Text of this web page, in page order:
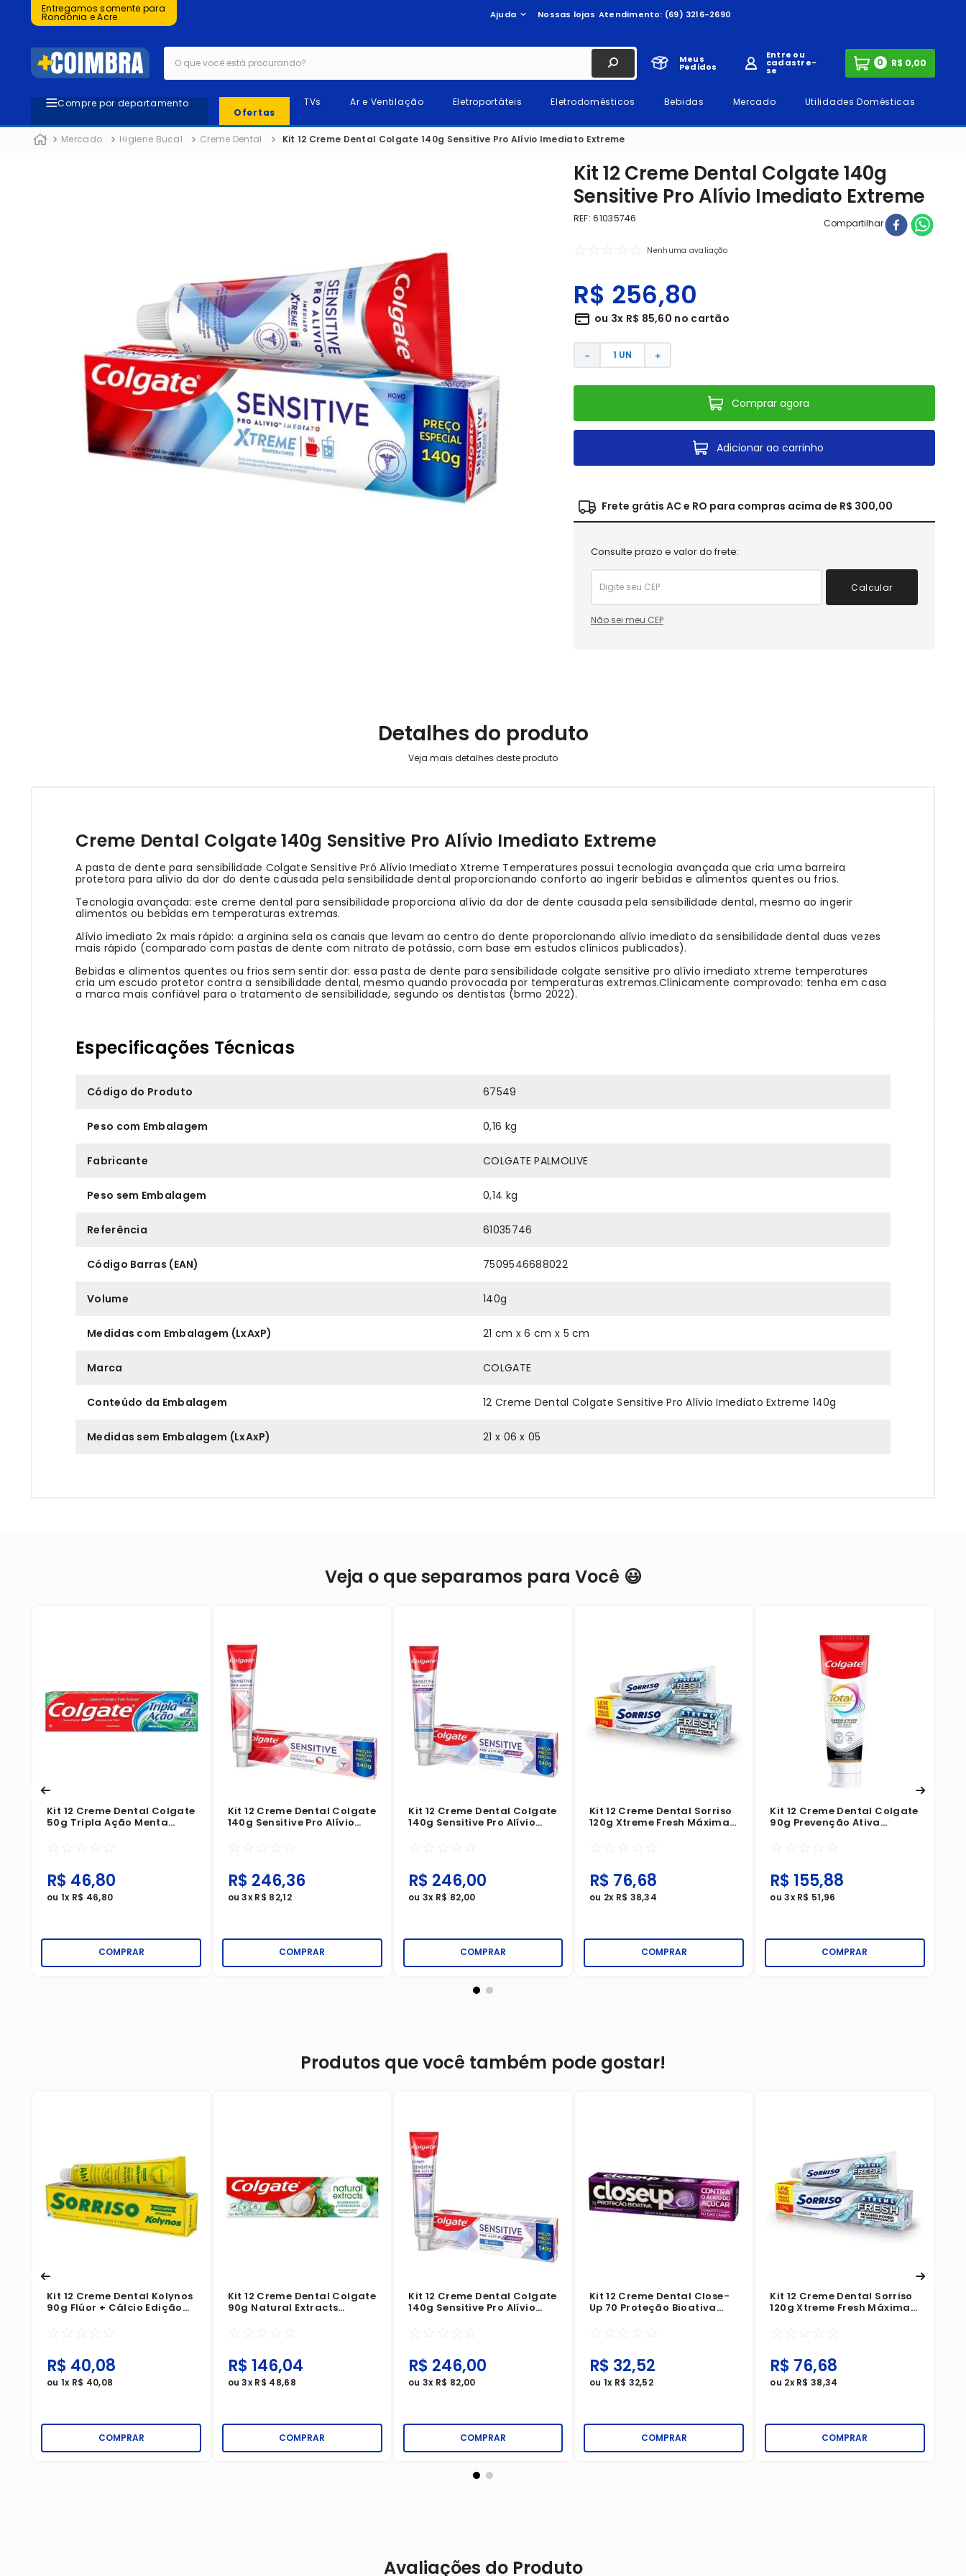
Entregamos somente para
Rondônia e Acre. Ajuda Nossas lojas Atendimento: (69) 3216-2690
O que você está procurando?
Meus
Pedidos
Entre ou
cadastre-
se
0
Compre por departamento
Ofertas
TVs Ar e Ventilação Eletroportáteis Eletrodomésticos Bebidas Mercado Utilidades Domésticas
Mercado Higiene Bucal Creme Dental Kit 12 Creme Dental Colgate 140g Sensitive Pro Alívio Imediato Extreme
Kit 12 Creme Dental Colgate 140g
Sensitive Pro Alívio Imediato Extreme
REF:61035746 Compartilhar
☆ ☆ ☆ ☆ ☆ Nenhuma avaliação
R$ 256,80
ou 3x R$ 85,60 no cartão
＋
－
Comprar agora
Adicionar ao carrinho
Frete grátis AC e RO para compras acima de R$ 300,00
Consulte prazo e valor do frete:
Calcular
Não sei meu CEP
Detalhes do produto
Creme Dental Colgate 140g Sensitive Pro Alívio Imediato Extreme
A pasta de dente para sensibilidade Colgate Sensitive Pró Alívio Imediato Xtreme Temperatures possui tecnologia avançada que cria uma barreira
protetora para alívio da dor do dente causada pela sensibilidade dental proporcionando conforto ao ingerir bebidas e alimentos quentes ou frios.
Tecnologia avançada: este creme dental para sensibilidade proporciona alívio da dor de dente causada pela sensibilidade dental, mesmo ao ingerir
alimentos ou bebidas em temperaturas extremas.
Alívio imediato 2x mais rápido: a arginina sela os canais que levam ao centro do dente proporcionando alívio imediato da sensibilidade dental duas vezes
mais rápido (comparado com pastas de dente com nitrato de potássio, com base em estudos clínicos publicados).
Bebidas e alimentos quentes ou frios sem sentir dor: essa pasta de dente para sensibilidade colgate sensitive pro alívio imediato xtreme temperatures
cria um escudo protetor contra a sensibilidade dental, mesmo quando provocada por temperaturas extremas.Clinicamente comprovado: tenha em casa
a marca mais confiável para o tratamento de sensibilidade, segundo os dentistas (brmo 2022).
Especificações Técnicas
Código do Produto 67549
Peso com Embalagem 0,16 kg
Fabricante COLGATE PALMOLIVE
Peso sem Embalagem 0,14 kg
Referência 61035746
Código Barras (EAN) 7509546688022
Volume 140g
Medidas com Embalagem (LxAxP) 21 cm x 6 cm x 5 cm
Marca COLGATE
Conteúdo da Embalagem 12 Creme Dental Colgate Sensitive Pro Alívio Imediato Extreme 140g
Medidas sem Embalagem (LxAxP) 21 x 06 x 05
Veja o que separamos para Você 😃
Kit 12 Creme Dental Colgate
50g Tripla Ação Menta
☆ ☆ ☆ ☆ ☆
R$ 46,80
ou 1x R$ 46,80
COMPRAR
Kit 12 Creme Dental Colgate
140g Sensitive Pro Alívio
☆ ☆ ☆ ☆ ☆
R$ 246,36
ou3xR$ 82,12
COMPRAR
Kit 12 Creme Dental Colgate
140g Sensitive Pro Alívio
☆ ☆ ☆ ☆ ☆
R$ 246,00
ou3x R$ 82,00
COMPRAR
Kit 12 Creme Dental Sorriso
120g Xtreme Fresh Máxima
☆ ☆ ☆ ☆ ☆
R$ 76,68
ou 2x R$ 38,34
COMPRAR
Kit 12 Creme Dental Colgate
90g Prevenção Ativa
☆ ☆ ☆ ☆ ☆
R$ 155,88
ou3xR$ 51,96
COMPRAR
Produtos que você também pode gostar!
Kit 12 Creme Dental Kolynos
90g Flúor + Cálcio Edição
☆ ☆ ☆ ☆ ☆
R$ 40,08
ou 1x R$ 40,08
COMPRAR
Kit 12 Creme Dental Colgate
90g Natural Extracts
☆ ☆ ☆ ☆ ☆
R$ 146,04
ou3xR$ 48,68
COMPRAR
Kit 12 Creme Dental Colgate
140g Sensitive Pro Alívio
☆ ☆ ☆ ☆ ☆
R$ 246,00
ou3x R$ 82,00
COMPRAR
Kit 12 Creme Dental Close-
Up 70 Proteção Bioativa
☆ ☆ ☆ ☆ ☆
R$ 32,52
ou 1x R$ 32,52
COMPRAR
Kit 12 Creme Dental Sorriso
120g Xtreme Fresh Máxima
☆ ☆ ☆ ☆ ☆
R$ 76,68
ou 2xR$ 38,34
COMPRAR
Avaliações do Produto